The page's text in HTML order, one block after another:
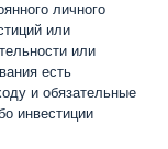
личного
или
или
есть
и обязательные
инвестиции